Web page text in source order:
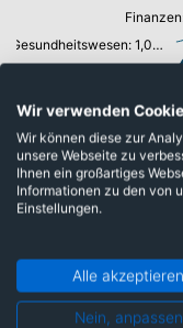
Gesundheitswesen: 1,01%
Währungen
Wir verwenden
Wir können diese zur
unsere Webseite zu
Ihnen ein großartiges
Informationen zu den von
Einstellungen.
Alle akzeptieren
Nein, anpassen